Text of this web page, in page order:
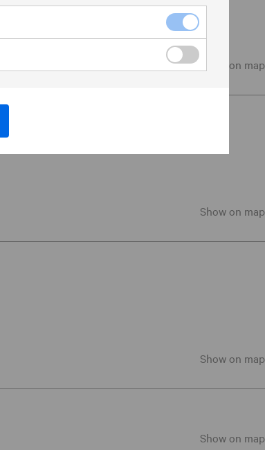
Show on map
Show on map
Show on map
Show on map